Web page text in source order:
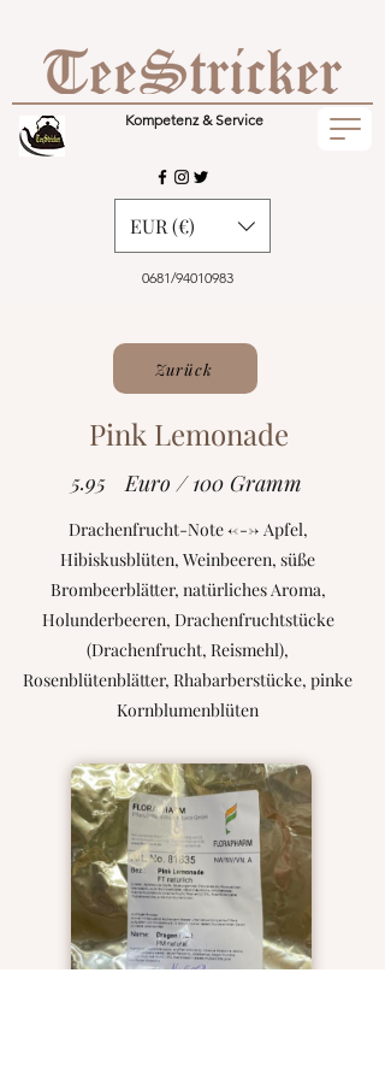
Kompetenz & Service
0681/94010983
EUR (€)
Zurück
Pink Lemonade
5.95 Euro / 100 Gramm
Drachenfrucht-Note <---> Apfel,
Hibiskusblüten, Weinbeeren, süße
Brombeerblätter, natürliches Aroma,
Holunderbeeren, Drachenfruchtstücke
(Drachenfrucht, Reismehl),
Rosenblütenblätter, Rhabarberstücke, pinke
Kornblumenblüten